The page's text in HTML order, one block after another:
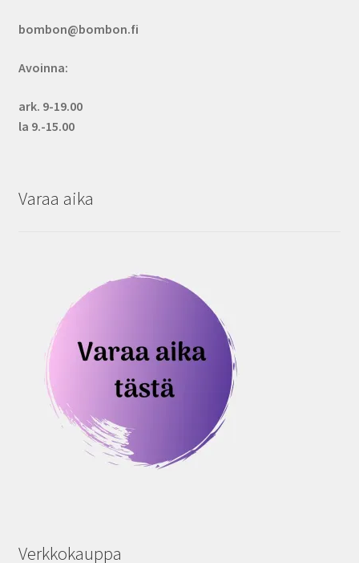
bombon@bombon.fi
Avoinna:
ark. 9-19.00
la 9.-15.00
Varaa aika
Verkkokauppa